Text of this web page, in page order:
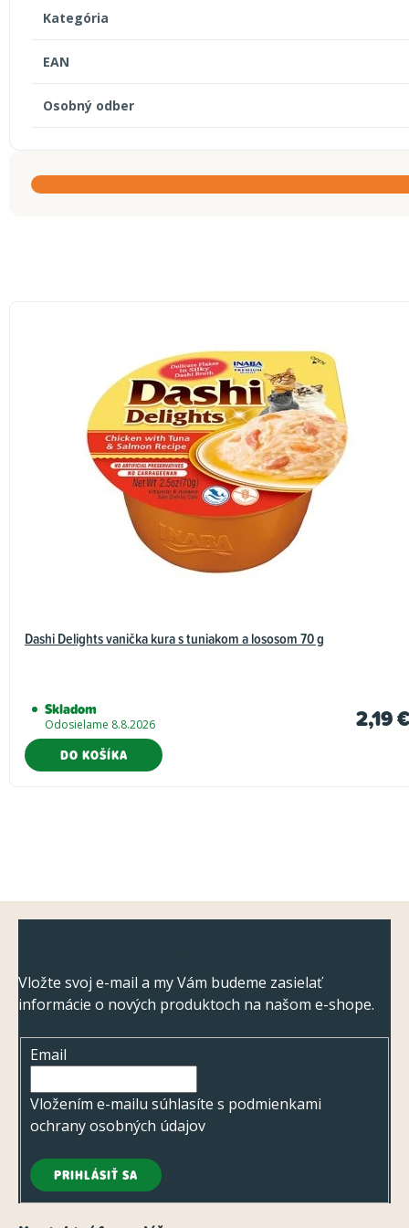
Kategória
EAN
Osobný odber
Dashi Delights vanička kura s tuniakom a lososom 70 g
Skladom
Odosielame 8.8.2026 2,19
DO KOŠÍKA
Vložte svoj e-mail a my Vám budeme zasielať
informácie o nových produktoch na našom e-shope.
Email
Vložením e-mailu súhlasíte s podmienkami
ochrany osobných údajov
PRIHLÁSIŤ SA